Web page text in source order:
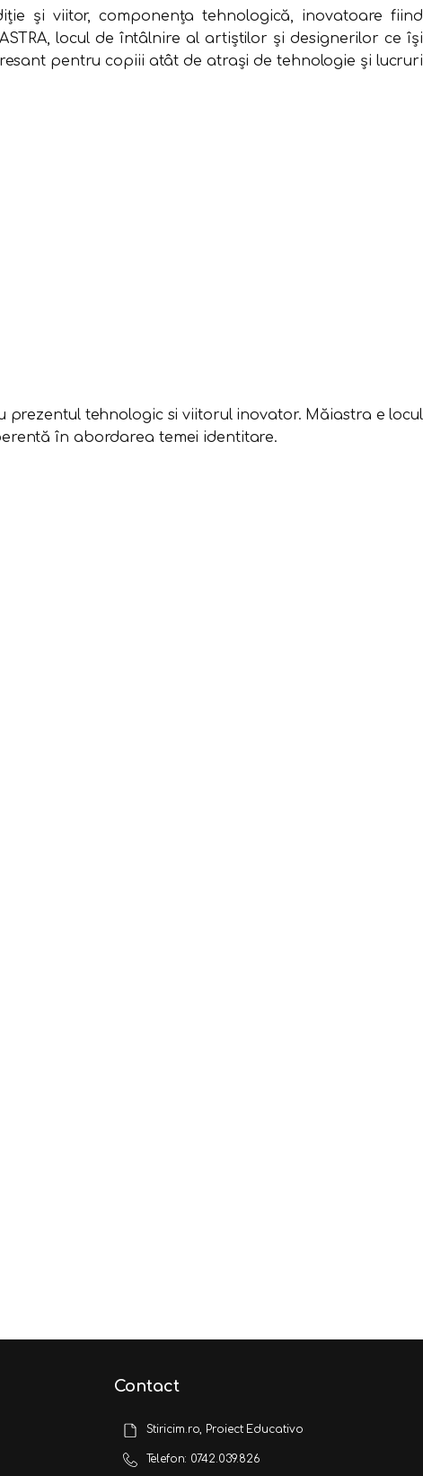
şi viitor, componenţa tehnologică, inovatoare fiind
locul de întâlnire al artiştilor şi designerilor ce îşi
pentru copiii atât de atrași de tehnologie și lucruri
tehnologic si viitorul inovator. Măiastra e locul
în abordarea temei identitare.
Contact
Stiricim.ro, Proiect Educativo
Telefon: 0742.039.826